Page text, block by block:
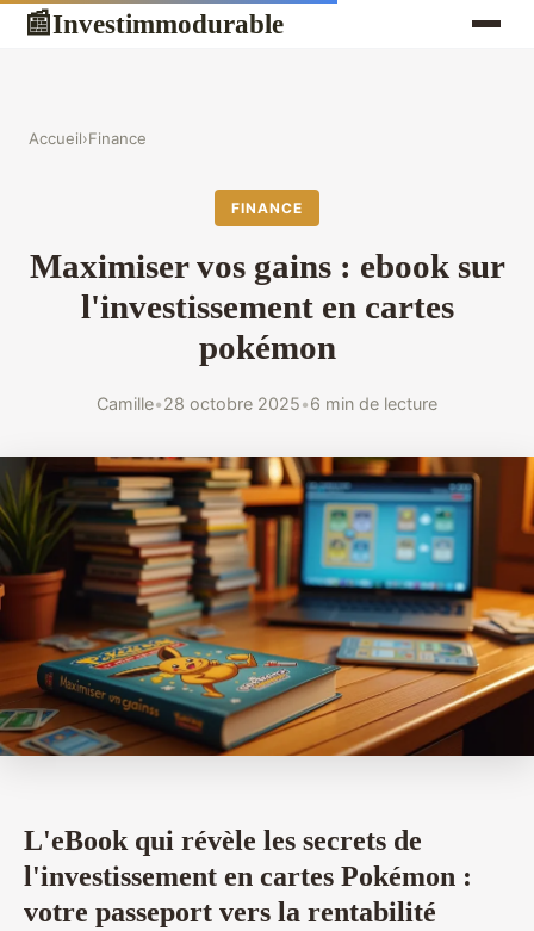
📰Investimmodurable
Accueil›Finance
FINANCE
Maximiser vos gains : ebook sur
l'investissement en cartes
pokémon
Camille•28 octobre 2025•6 min de lecture
L'eBook qui révèle les secrets de
l'investissement en cartes Pokémon :
votre passeport vers la rentabilité